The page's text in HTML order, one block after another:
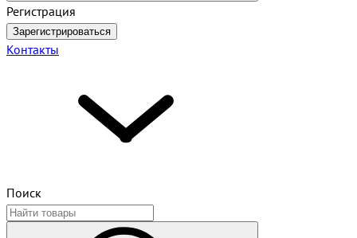
Регистрация
Зарегистрироваться
Контакты
Поиск